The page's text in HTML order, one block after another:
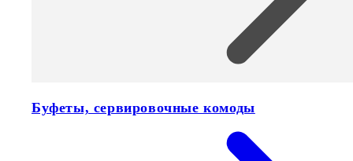
Буфеты, сервировочные комоды